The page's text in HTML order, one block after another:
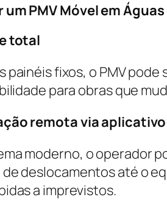
PMV Móvel em
total
painéis fixos, o PMV
para obras que
remota via aplicativo
moderno, o operador
deslocamentos até o
a imprevistos.